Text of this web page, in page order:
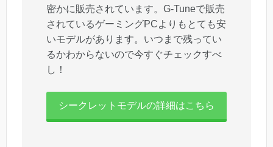
密かに販売されています。G-Tuneで販売
されているゲーミングPCよりもとても安
いモデルがあります。いつまで残ってい
るかわからないので今すぐチェックすべ
し！
シークレットモデルの詳細はこちら